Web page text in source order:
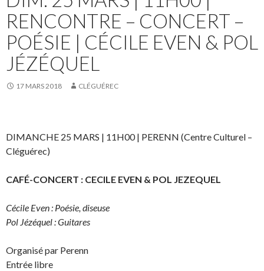
RENCONTRE – CONCERT –
POÉSIE | CÉCILE EVEN & POL
JÉZÉQUEL
17 MARS 2018 CLÉGUÉREC
DIMANCHE 25 MARS | 11H00 | PERENN (Centre Culturel –
Cléguérec)
CAFÉ-CONCERT : CECILE EVEN & POL JEZEQUEL
Cécile Even : Poésie, diseuse
Pol Jézéquel : Guitares
Organisé par Perenn
Entrée libre